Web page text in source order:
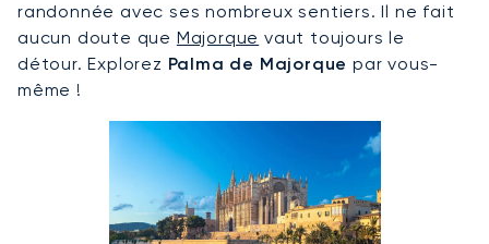
randonnée avec ses nombreux sentiers. Il ne fait
aucun doute que Majorque vaut toujours le
détour. Explorez Palma de Majorque par vous-
même !